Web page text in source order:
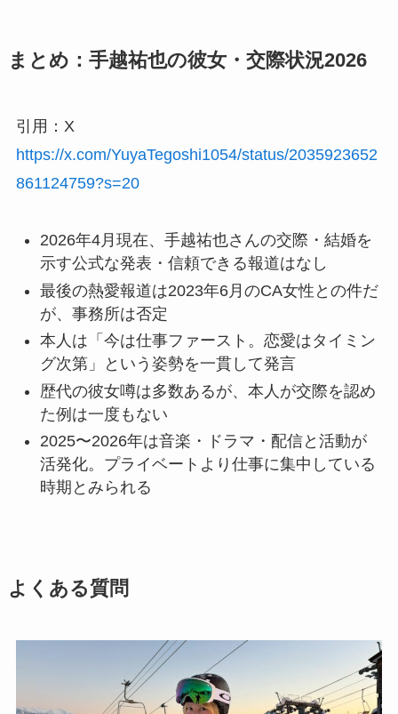
まとめ：手越祐也の彼女・交際状況2026
引用：X
https://x.com/YuyaTegoshi1054/status/2035923652
861124759?s=20
2026年4月現在、手越祐也さんの交際・結婚を
示す公式な発表・信頼できる報道はなし
最後の熱愛報道は2023年6月のCA女性との件だ
が、事務所は否定
本人は「今は仕事ファースト。恋愛はタイミン
グ次第」という姿勢を一貫して発言
歴代の彼女噂は多数あるが、本人が交際を認め
た例は一度もない
2025〜2026年は音楽・ドラマ・配信と活動が
活発化。プライベートより仕事に集中している
時期とみられる
よくある質問